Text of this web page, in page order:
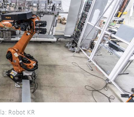
Robot KR